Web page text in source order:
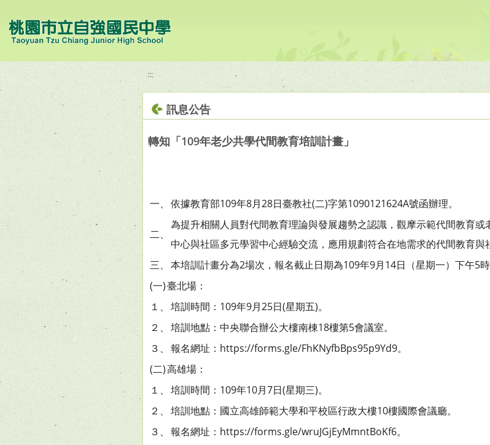
:::
訊息公告
轉知「109年老少共學代間教育培訓計畫」
一、 依據教育部109年8月28日臺教社(二)字第1090121624A號函辦理。
二、
為提升相關人員對代間教育理論與發展趨勢之認識，觀摩示範代間教育
中心與社區多元學習中心經驗交流，應用規劃符合在地需求的代間教育與
三、 本培訓計畫分為2場次，報名截止日期為109年9月14日（星期一）下午5
(一)臺北場：
１、 培訓時間：109年9月25日(星期五)。
２、 培訓地點：中央聯合辦公大樓南棟18樓第5會議室。
３、 報名網址：https://forms.gle/FhKNyfbBps95p9Yd9。
(二)高雄場：
１、 培訓時間：109年10月7日(星期三)。
２、 培訓地點：國立高雄師範大學和平校區行政大樓10樓國際會議廳。
３、 報名網址：https://forms.gle/wruJGjEyMmntBoKf6。